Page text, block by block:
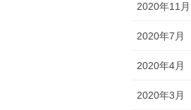
2020年11月
2020年7月
2020年4月
2020年3月